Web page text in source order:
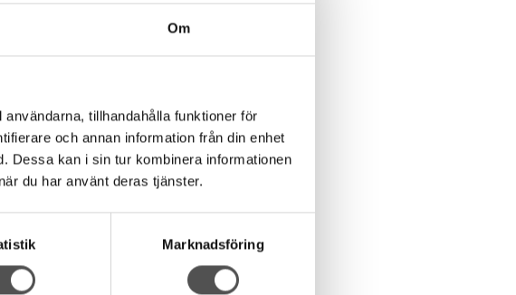
Om
tillhandahålla funktioner för
och annan information från din enhet
Dessa kan i sin tur kombinera informationen
du har använt deras tjänster.
Marknadsföring
produkt